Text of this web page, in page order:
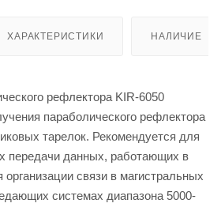
ХАРАКТЕРИСТИКИ НАЛИЧИЕ
рефлектора KIR-6050
параболического рефлектора
тарелок. Рекомендуется для
передачи данных, работающих в
связи в магистральных
системах диапазона 5000-